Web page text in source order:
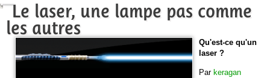
Le laser, une lampe pas comme
les autres
Qu'est-ce qu'un
laser ?
Par keragan